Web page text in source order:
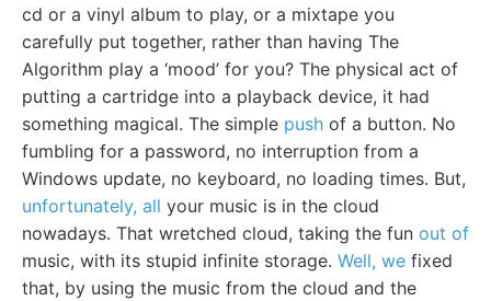
cd or a vinyl album to play, or a mixtape you
carefully put together, rather than having The
Algorithm play a ‘mood’ for you? The physical act of
putting a cartridge into a playback device, it had
something magical. The simple push of a button. No
fumbling for a password, no interruption from a
Windows update, no keyboard, no loading times. But,
unfortunately, all your music is in the cloud
nowadays. That wretched cloud, taking the fun out of
music, with its stupid infinite storage. Well, we fixed
that, by using the music from the cloud and the